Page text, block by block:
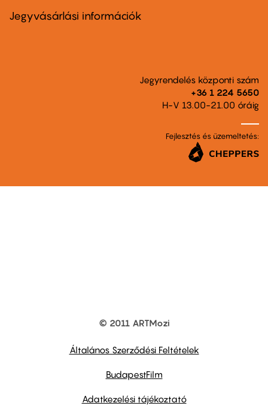
second
Jegyvásárlási információk
Jegyrendelés központi szám
+36 1 224 5650
H-V 13.00-21.00 óráig
Fejlesztés és üzemeltetés:
© 2011 ARTMozi
Általános Szerződési Feltételek
BudapestFilm
Adatkezelési tájékoztató